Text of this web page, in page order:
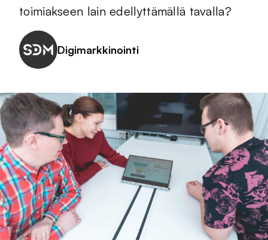
toimiakseen lain edellyttämällä tavalla?
Digimarkkinointi